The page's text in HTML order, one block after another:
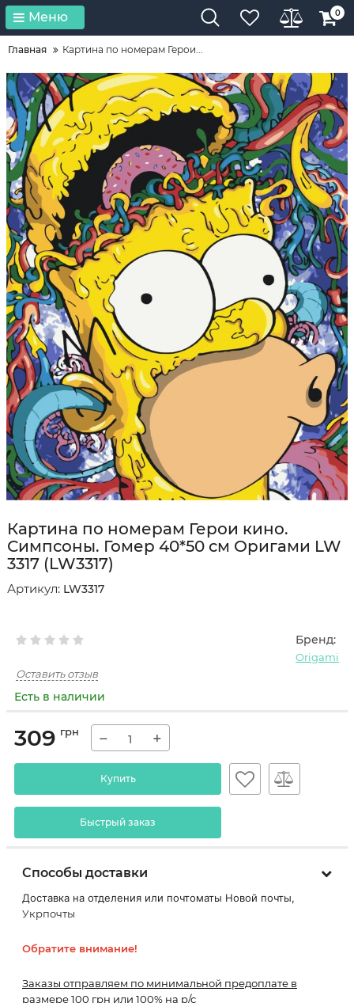
Меню 0
Главная Картина по номерам Герои...
Картина по номерам Герои кино.
Симпсоны. Гомер 40*50 см Оригами LW
3317 (LW3317)
Артикул: LW3317
Бренд:
Origami
Оставить отзыв
Есть в наличии
309 грн − +
Купить
Быстрый заказ
Способы доставки
Доставка на отделения или почтоматы Новой почты,
Укрпочты
Обратите внимание!
Заказы отправляем по минимальной предоплате в
размере 100 грн или 100% на р/с